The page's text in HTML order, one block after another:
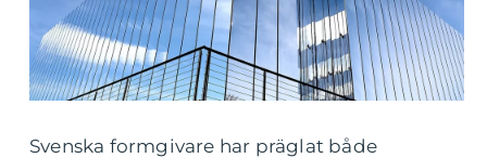
Svenska formgivare har präglat både